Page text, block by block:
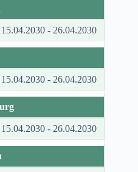
15.04.2030 - 26.04.2030
15.04.2030 - 26.04.2030
15.04.2030 - 26.04.2030